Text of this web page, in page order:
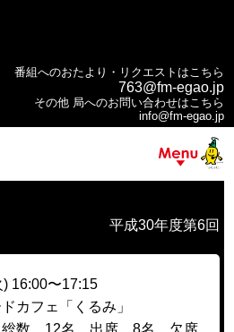
番組へのおたより・リクエストはこちら
763@fm-egao.jp
その他 局へのお問い合わせはこちら
info@fm-egao.jp
平成30年度第6回
16:00〜17:15
カフェ「くるみ」
員総数 12名 出席 8名 欠席